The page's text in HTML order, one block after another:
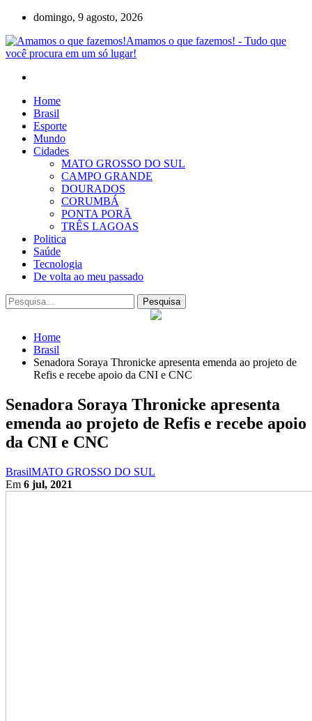
domingo, 9 agosto, 2026
Amamos o que fazemos! - Tudo que
você procura em um só lugar!
Home
Brasil
Esporte
Mundo
Cidades
MATO GROSSO DO SUL
CAMPO GRANDE
DOURADOS
CORUMBÁ
PONTA PORÃ
TRÊS LAGOAS
Politica
Saúde
Tecnologia
De volta ao meu passado
Home
Brasil
Senadora Soraya Thronicke apresenta emenda ao projeto de
Refis e recebe apoio da CNI e CNC
Senadora Soraya Thronicke apresenta
emenda ao projeto de Refis e recebe apoio
da CNI e CNC
BrasilMATO GROSSO DO SUL
Em 6 jul, 2021